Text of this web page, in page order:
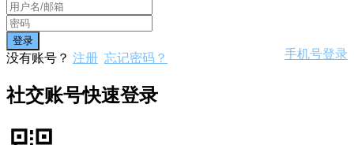
没有账号？ 注册 忘记密码？ 手机号登录
社交账号快速登录